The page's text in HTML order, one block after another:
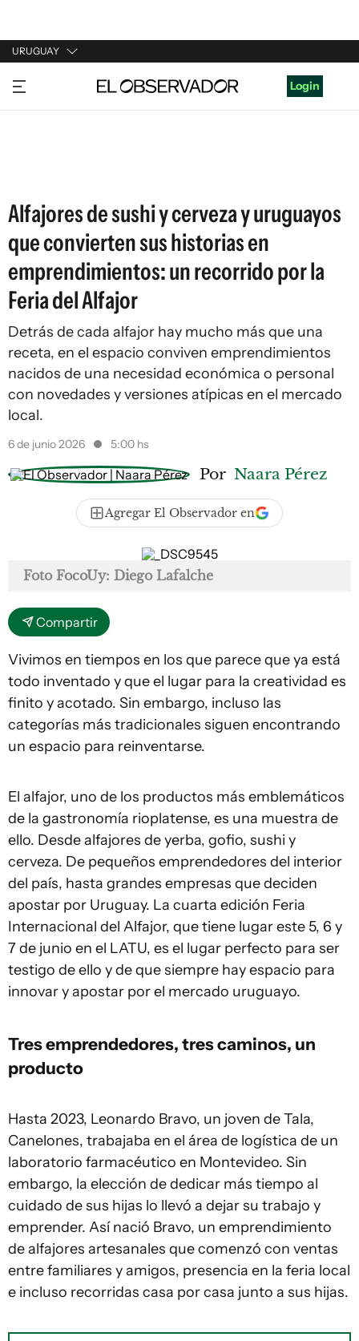
URUGUAY
URUGUAY
ARGENTINA
Login
Alfajores de sushi y cerveza y uruguayos
que convierten sus historias en
emprendimientos: un recorrido por la
Feria del Alfajor
Detrás de cada alfajor hay mucho más que una
receta, en el espacio conviven emprendimientos
nacidos de una necesidad económica o personal
con novedades y versiones atípicas en el mercado
local.
6 de junio 2026 5:00 hs
Por Naara Pérez
Agregar El Observador en
Foto FocoUy: Diego Lafalche
Compartir
Vivimos en tiempos en los que parece que ya está
todo inventado y que el lugar para la creatividad es
finito y acotado. Sin embargo, incluso las
categorías más tradicionales siguen encontrando
un espacio para reinventarse.
El alfajor, uno de los productos más emblemáticos
de la gastronomía rioplatense, es una muestra de
ello. Desde alfajores de yerba, gofio, sushi y
cerveza. De pequeños emprendedores del interior
del país, hasta grandes empresas que deciden
apostar por Uruguay. La cuarta edición Feria
Internacional del Alfajor, que tiene lugar este 5, 6 y
7 de junio en el LATU, es el lugar perfecto para ser
testigo de ello y de que siempre hay espacio para
innovar y apostar por el mercado uruguayo.
Tres emprendedores, tres caminos, un
producto
Hasta 2023, Leonardo Bravo, un joven de Tala,
Canelones, trabajaba en el área de logística de un
laboratorio farmacéutico en Montevideo. Sin
embargo, la elección de dedicar más tiempo al
cuidado de sus hijas lo llevó a dejar su trabajo y
emprender. Así nació Bravo, un emprendimiento
de alfajores artesanales que comenzó con ventas
entre familiares y amigos, presencia en la feria local
e incluso recorridas casa por casa junto a sus hijas.